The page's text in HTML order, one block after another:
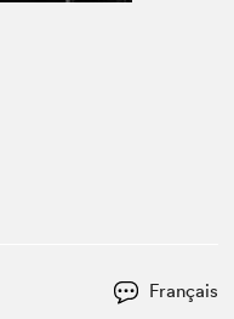
Français